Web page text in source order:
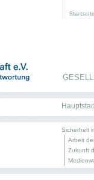
Startseite
Sicherheit
Arbeit
Zukunft